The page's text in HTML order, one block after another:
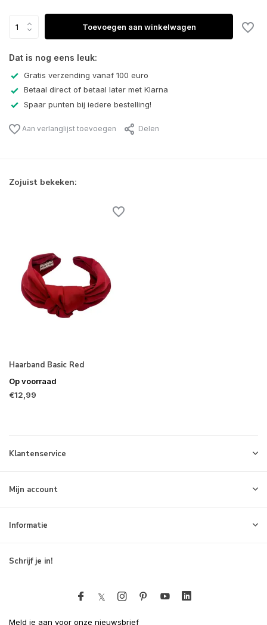
Toevoegen aan winkelwagen
Dat is nog eens leuk:
Gratis verzending vanaf 100 euro
Betaal direct of betaal later met Klarna
Spaar punten bij iedere bestelling!
Aan verlanglijst toevoegen Delen
Zojuist bekeken:
Haarband Basic Red
Op voorraad
€12,99
Klantenservice
Mijn account
Informatie
Schrijf je in!
Meld je aan voor onze nieuwsbrief